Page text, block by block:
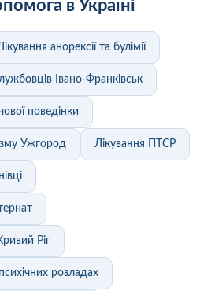
в Україні
анорексії та булімії
Івано-Франківськ
поведінки
Ужгород Лікування ПТСР
Ріг
розладах